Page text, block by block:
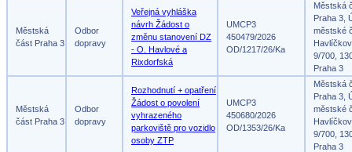
Městská
část Praha 3
Odbor
dopravy
Veřejná vyhláška
návrh Žádost o
změnu stanovení DZ
- O. Havlové a
Rixdorfská
UMCP3
450479/2026
OD/1217/26/Ka
Městská
Praha 3,
městské
9/700,
Praha 3
Městská
část Praha 3
Odbor
dopravy
Rozhodnutí + opatření
Žádost o povolení
vyhrazeného
parkoviště pro vozidlo
osoby ZTP
UMCP3
450680/2026
OD/1353/26/Ka
Městská
Praha 3,
městské
9/700,
Praha 3